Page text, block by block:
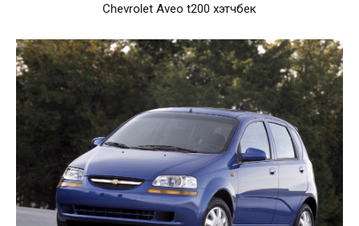
Chevrolet Aveo t200 хэтчбек